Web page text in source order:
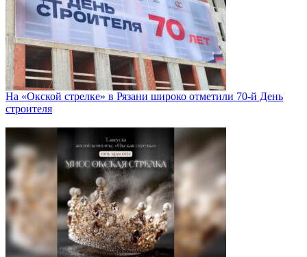
На «Окской стрелке» в Рязани широко отметили 70-й День
строителя